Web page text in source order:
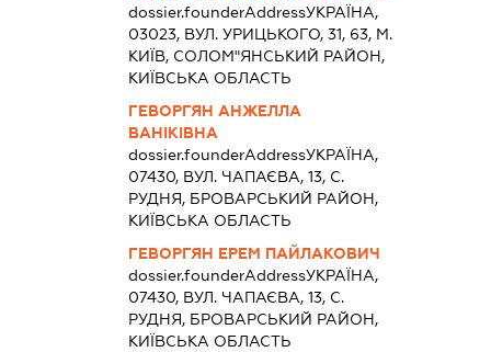
dossier.founderAddressУКРАЇНА,
03023, ВУЛ. УРИЦЬКОГО, 31, 63, М.
КИЇВ, СОЛОМ"ЯНСЬКИЙ РАЙОН,
КИЇВСЬКА ОБЛАСТЬ
ГЕВОРГЯН АНЖЕЛЛА
ВАНІКІВНА
dossier.founderAddressУКРАЇНА,
07430, ВУЛ. ЧАПАЄВА, 13, С.
РУДНЯ, БРОВАРСЬКИЙ РАЙОН,
КИЇВСЬКА ОБЛАСТЬ
ГЕВОРГЯН ЕРЕМ ПАЙЛАКОВИЧ
dossier.founderAddressУКРАЇНА,
07430, ВУЛ. ЧАПАЄВА, 13, С.
РУДНЯ, БРОВАРСЬКИЙ РАЙОН,
КИЇВСЬКА ОБЛАСТЬ